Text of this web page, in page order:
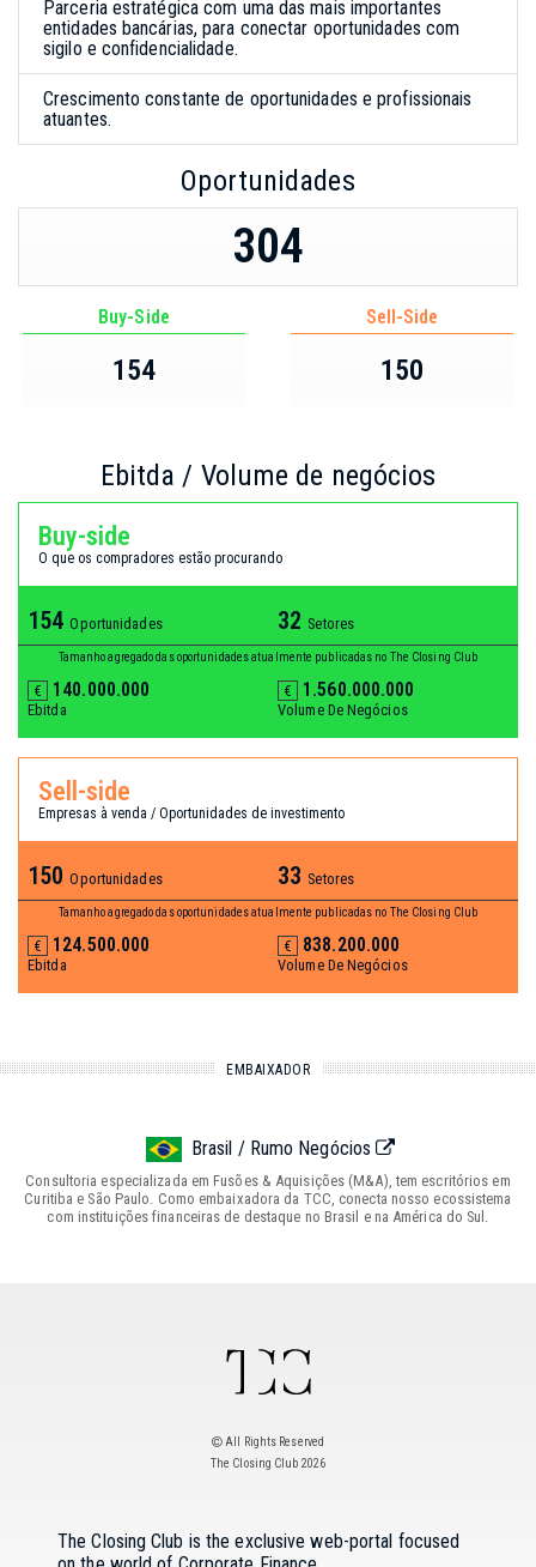
Parceria estratégica com uma das mais importantes
entidades bancárias, para conectar oportunidades com
sigilo e confidencialidade.
Crescimento constante de oportunidades e profissionais
atuantes.
Oportunidades
304
Buy-Side
154
Sell-Side
150
Ebitda / Volume de negócios
Buy-side
O que os compradores estão procurando
154Oportunidades 32 Setores
Tamanho agregado das oportunidades atualmente publicadas no The Closing Club
€ 140.000.000
Ebitda
€ 1.560.000.000
Volume De Negócios
Sell-side
Empresas à venda / Oportunidades de investimento
150Oportunidades 33Setores
Tamanho agregado das oportunidades atualmente publicadas no The Closing Club
€ 124.500.000
Ebitda
€ 838.200.000
Volume De Negócios
EMBAIXADOR
Brasil / Rumo Negócios
Consultoria especializada em Fusões & Aquisições (M&A), tem escritórios em
Curitiba e São Paulo. Como embaixadora da TCC, conecta nosso ecossistema
com instituições financeiras de destaque no Brasil e na América do Sul.
All Rights Reserved
The Closing Club 2026
The Closing Club is the exclusive web-portal focused